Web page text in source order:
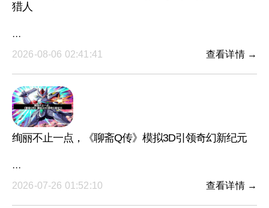
猎人
···
2026-08-06 02:41:41
查看详情 →
绚丽不止一点，《聊斋Q传》模拟3D引领奇幻新纪元
···
2026-07-26 01:52:10
查看详情 →